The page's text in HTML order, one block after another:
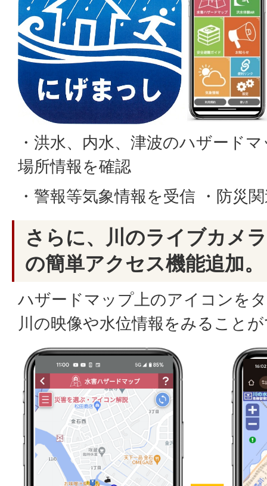
・洪水、内水、津波のハザード
場所情報を確認
・警報等気象情報を受信 ・防災
さらに、川のライブカメ
の簡単アクセス機能追加。
ハザードマップ上のアイコンを
川の映像や水位情報をみること